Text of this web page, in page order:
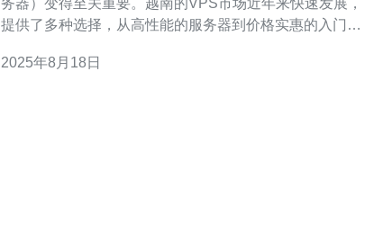
务器）变得至关重要。越南的VPS市场近年来快速发展，
提供了多种选择，从高性能的服务器到价格实惠的入门型
我们将对越南市场上的VPS进行详尽的评测，揭示出最
2025年8月18日